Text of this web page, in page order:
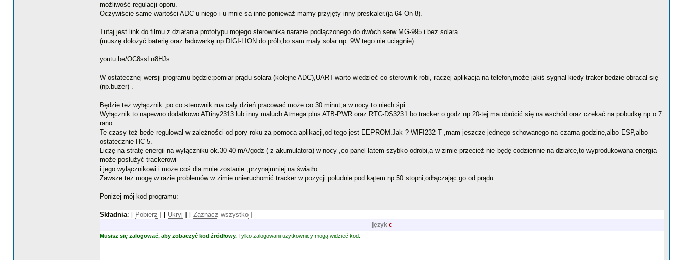
możliwość regulacji oporu.
Oczywiście same wartości ADC u niego i u mnie są inne ponieważ mamy przyjęty inny preskaler.(ja 64 On 8).
Tutaj jest link do filmu z działania prototypu mojego sterownika narazie podłączonego do dwóch serw MG-995 i bez solara
(muszę dołożyć baterię oraz ładowarkę np.DIGI-LION do prób,bo sam mały solar np. 9W tego nie uciągnie).
youtu.be/OC8ssLn8HJs
W ostatecznej wersji programu będzie:pomiar prądu solara (kolejne ADC),UART-warto wiedzieć co sterownik robi, raczej aplikacja na telefon,może jakiś sygnał kiedy traker będzie obracał się
(np.buzer) .
Będzie też wyłącznik ,po co sterownik ma cały dzień pracować może co 30 minut,a w nocy to niech śpi.
Wyłącznik to napewno dodatkowo ATtiny2313 lub inny maluch Atmega plus ATB-PWR oraz RTC-DS3231 bo tracker o godz np.20-tej ma obrócić się na wschód oraz czekać na pobudkę np.o 7
rano.
Te czasy też będę regulował w zależności od pory roku za pomocą aplikacji,od tego jest EEPROM.Jak ? WIFI232-T ,mam jeszcze jednego schowanego na czarną godzinę,albo ESP,albo
ostatecznie HC 5.
Liczę na stratę energii na wyłączniku ok.30-40 mA/godz ( z akumulatora) w nocy ,co panel latem szybko odrobi,a w zimie przecież nie będę codziennie na działce,to wyprodukowana energia
może posłużyć trackerowi
i jego wyłącznikowi i może coś dla mnie zostanie ,przynajmniej na światło.
Zawsze też mogę w razie problemów w zimie unieruchomić tracker w pozycji południe pod kątem np.50 stopni,odłączając go od prądu.
Poniżej mój kod programu:
Składnia: [ Pobierz ] [ Ukryj ] [ Zaznacz wszystko ]
język c
Musisz się zalogować, aby zobaczyć kod źródłowy. Tylko zalogowani użytkownicy mogą widzieć kod.